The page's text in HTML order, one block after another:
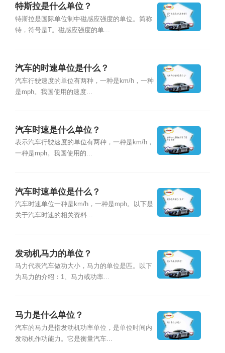
特斯拉是什么单位？
特斯拉是国际单位制中磁感应强度的单位。简称
特，符号是T。磁感应强度的单...
汽车的时速单位是什么？
汽车行驶速度的单位有两种，一种是km/h，一种
是mph。我国使用的速度...
汽车时速是什么单位？
表示汽车行驶速度的单位有两种，一种是km/h，
一种是mph。我国使用的...
汽车时速单位是什么？
汽车时速单位一种是km/h，一种是mph。以下是
关于汽车时速的相关资料...
发动机马力的单位？
马力代表汽车做功大小，马力的单位是匹。以下
为马力的介绍：1、马力或功率...
马力是什么单位？
汽车的马力是指发动机功率单位，是单位时间内
发动机作功能力。它是衡量汽车...